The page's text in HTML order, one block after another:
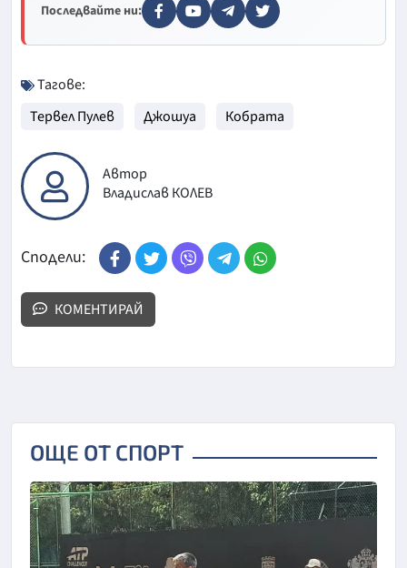
Последвайте ни:
Тагове:
Тервел Пулев
Джошуа Кобрата
Автор
Владислав КОЛЕВ
Сподели:
КОМЕНТИРАЙ
ОЩЕ ОТ СПОРТ